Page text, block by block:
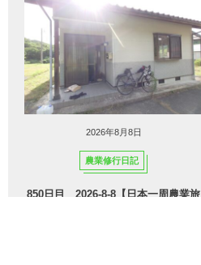
2026年8月8日
農業修行日記
850日目 2026-8-8【日本一周農業旅